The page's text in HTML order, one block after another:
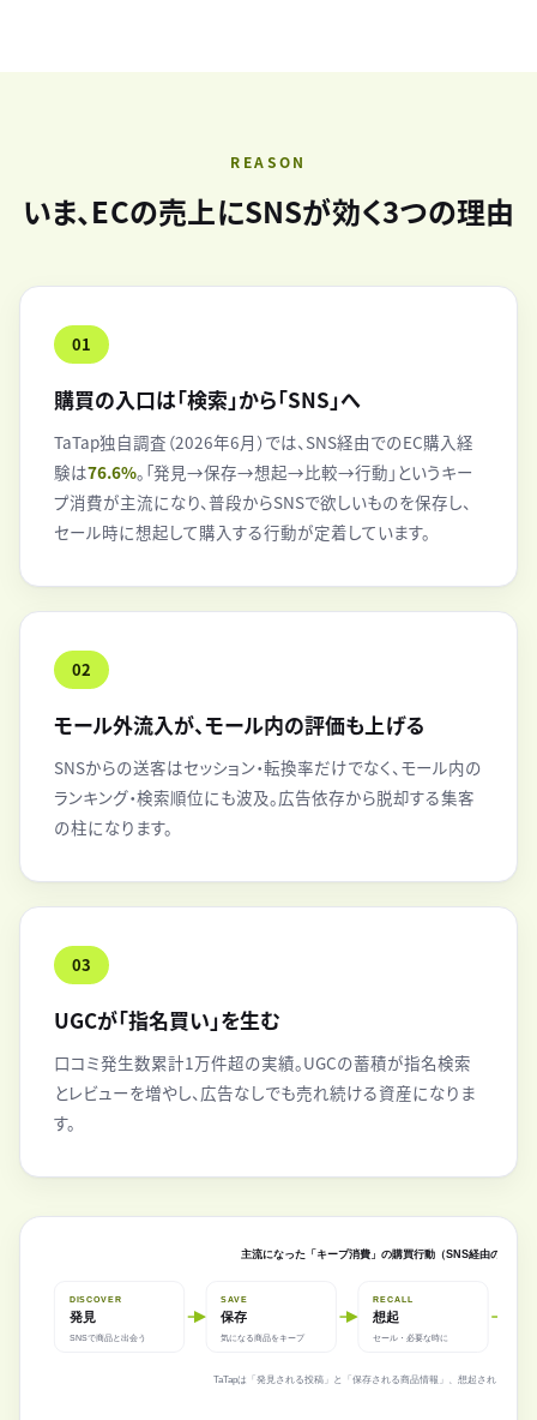
REASON
いま、ECの売上にSNSが効く3つの理由
01
購買の入口は「検索」から「SNS」へ
TaTap独自調査（2026年6月）では、SNS経由でのEC購入経
験は76.6%。「発見→保存→想起→比較→行動」というキー
プ消費が主流になり、普段からSNSで欲しいものを保存し、
セール時に想起して購入する行動が定着しています。
02
モール外流入が、モール内の評価も上げる
SNSからの送客はセッション・転換率だけでなく、モール内の
ランキング・検索順位にも波及。広告依存から脱却する集客
の柱になります。
03
UGCが「指名買い」を生む
口コミ発生数累計1万件超の実績。UGCの蓄積が指名検索
とレビューを増やし、広告なしでも売れ続ける資産になりま
す。
主流になった「キープ消費」の購買行動（SNS経由のEC購
DISCOVER
発見
SNSで商品と出会う
SAVE
保存
気になる商品をキープ
RECALL
想起
セール・必要な時に
TaTapは「発見される投稿」と「保存される商品情報」、想起されるため